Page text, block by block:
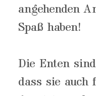
angehenden
Spaß haben!
Die Enten
dass sie auch